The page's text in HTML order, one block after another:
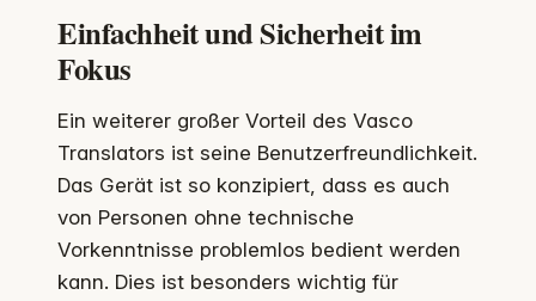
Einfachheit und Sicherheit im
Fokus
Ein weiterer großer Vorteil des Vasco
Translators ist seine Benutzerfreundlichkeit.
Das Gerät ist so konzipiert, dass es auch
von Personen ohne technische
Vorkenntnisse problemlos bedient werden
kann. Dies ist besonders wichtig für